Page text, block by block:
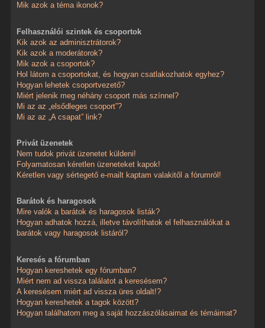
Mik azok a téma ikonok?
Felhasználói szintek és csoportok
Kik azok az adminisztrátorok?
Kik azok a moderátorok?
Mik azok a csoportok?
Hol látom a csoportokat, és hogyan csatlakozhatok egyhez?
Hogyan lehetek csoportvezető?
Miért jelenik meg néhány csoport más színnel?
Mi az az „elsődleges csoport”?
Mi az az „A csapat” link?
Privát üzenetek
Nem tudok privát üzenetet küldeni!
Folyamatosan kéretlen üzeneteket kapok!
Kéretlen vagy sértegető e-mailt kaptam valakitől a fórumról!
Barátok és haragosok
Mire valók a barátok és haragosok listák?
Hogyan adhatok hozzá, illetve távolíthatok el felhasználókat a
barátok vagy haragosok listáról?
Keresés a fórumban
Hogyan kereshetek egy fórumban?
Miért nem ad vissza találatot a keresésem?
A keresésem miért ad vissza üres oldalt!?
Hogyan kereshetek a tagok között?
Hogyan találhatom meg a saját hozzászólásaimat és témáimat?